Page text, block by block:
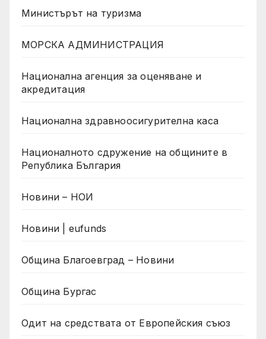
Министърът на туризма
МОРСКА АДМИНИСТРАЦИЯ
Национална агенция за оценяване и
акредитация
Национална здравноосигурителна каса
Националното сдружение на общините в
Република България
Новини – НОИ
Новини | eufunds
Община Благоевград – Новини
Община Бургас
Одит на средствата от Европейския съюз